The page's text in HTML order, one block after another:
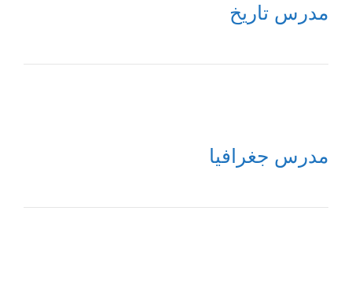
مدرس تاريخ
مدرس جغرافيا